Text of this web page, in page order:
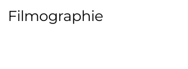
Filmographie